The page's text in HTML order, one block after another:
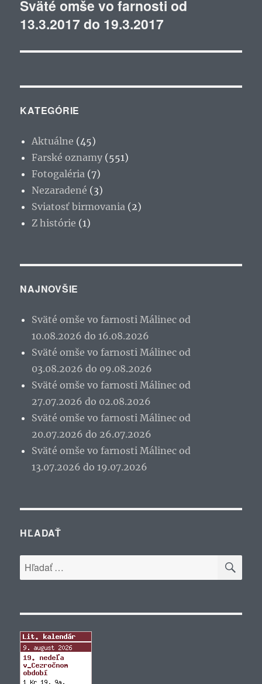
Ďalší
článok:
Sväté omše vo farnosti od
13.3.2017 do 19.3.2017
KATEGÓRIE
Aktuálne (45)
Farské oznamy (551)
Fotogaléria (7)
Nezaradené (3)
Sviatosť birmovania (2)
Z histórie (1)
NAJNOVŠIE
Sväté omše vo farnosti Málinec od
10.08.2026 do 16.08.2026
Sväté omše vo farnosti Málinec od
03.08.2026 do 09.08.2026
Sväté omše vo farnosti Málinec od
27.07.2026 do 02.08.2026
Sväté omše vo farnosti Málinec od
20.07.2026 do 26.07.2026
Sväté omše vo farnosti Málinec od
13.07.2026 do 19.07.2026
HĽADAŤ
Hľadať: